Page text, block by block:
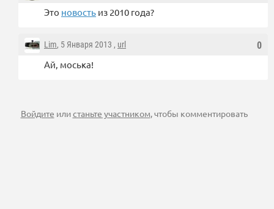
Это новость из 2010 года?
0
Lim, 5 Января 2013 , url
Ай, моська!
Войдите илистаньте участником, чтобы комментировать